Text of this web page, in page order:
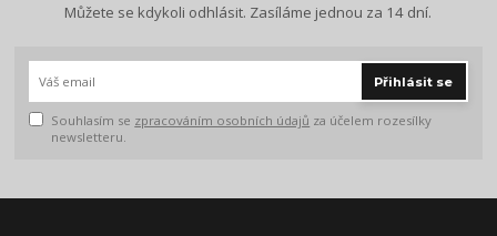
Můžete se kdykoli odhlásit. Zasíláme jednou za 14 dní.
Přihlásit se
Souhlasím se zpracováním osobních údajů za účelem rozesílky
newsletteru.